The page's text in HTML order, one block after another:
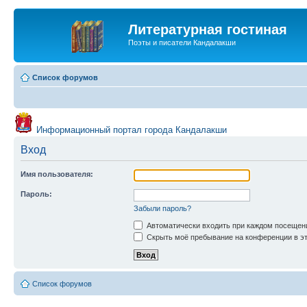
Литературная гостиная
Поэты и писатели Кандалакши
Список форумов
Информационный портал города Кандалакши
Вход
Имя пользователя:
Пароль:
Забыли пароль?
Автоматически входить при каждом
Скрыть моё пребывание на конференции в
Список форумов